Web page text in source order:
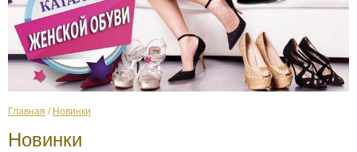
Главная / Новинки
Новинки